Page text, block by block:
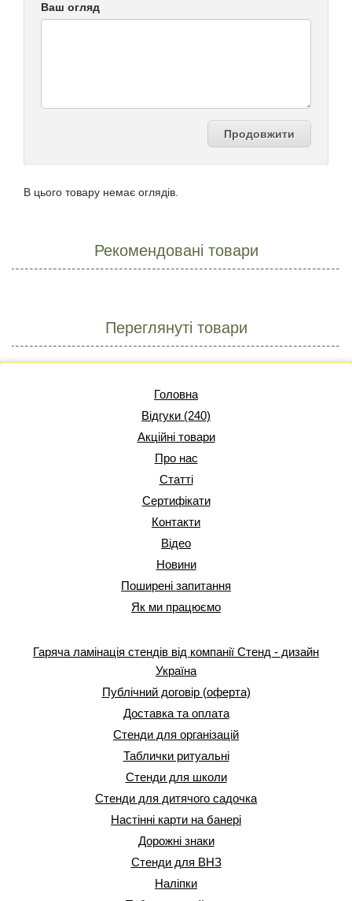
Ваш огляд
Продовжити
В цього товару немає оглядів.
Рекомендовані товари
Переглянуті товари
Головна
Відгуки (240)
Акційні товари
Про нас
Статті
Сертифікати
Контакти
Відео
Новини
Поширені запитання
Як ми працюємо
Гаряча ламінація стендів від компанії Стенд - дизайн
Україна
Публічний договір (оферта)
Доставка та оплата
Стенди для організацій
Таблички ритуальні
Стенди для школи
Стенди для дитячого садочка
Настінні карти на банері
Дорожні знаки
Стенди для ВНЗ
Наліпки